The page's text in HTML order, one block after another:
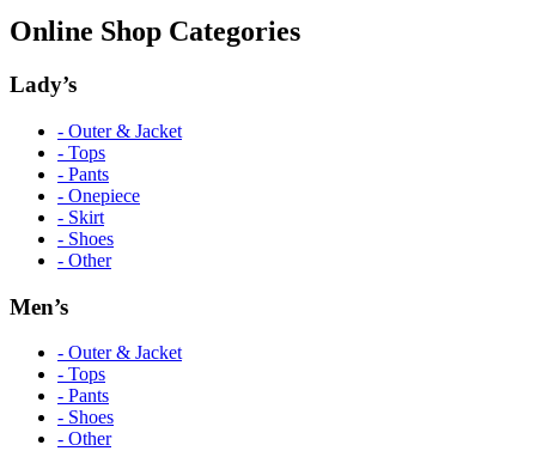
Online Shop Categories
Lady’s
- Outer & Jacket
- Tops
- Pants
- Onepiece
- Skirt
- Shoes
- Other
Men’s
- Outer & Jacket
- Tops
- Pants
- Shoes
- Other